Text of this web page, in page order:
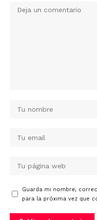
Guarda mi nombre,
para la próxima vez que